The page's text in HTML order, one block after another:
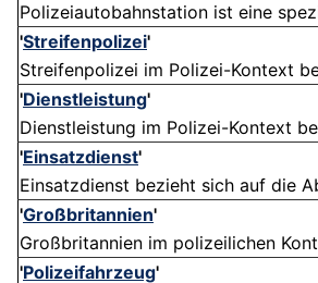
Polizeiautobahnstation ist eine
'Streifenpolizei'
Streifenpolizei im Polizei-Kontext
'Dienstleistung'
Dienstleistung im Polizei-Kontext
'Einsatzdienst'
Einsatzdienst bezieht sich auf die
'Großbritannien'
Großbritannien im polizeilichen
'Polizeifahrzeug'